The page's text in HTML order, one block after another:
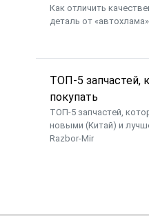
Как отличить
деталь от
​ТОП-5 запчастей,
покупать
​ТОП-5 запчастей,
новыми (Китай) и
Razbor-Mir